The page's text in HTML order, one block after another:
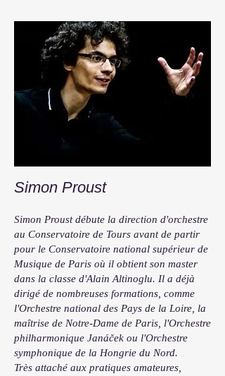
Simon Proust
Simon Proust débute la direction d'orchestre
au Conservatoire de Tours avant de partir
pour le Conservatoire national supérieur de
Musique de Paris où il obtient son master
dans la classe d'Alain Altinoglu. Il a déjà
dirigé de nombreuses formations, comme
l'Orchestre national des Pays de la Loire, la
maîtrise de Notre-Dame de Paris, l'Orchestre
philharmonique Janáček ou l'Orchestre
symphonique de la Hongrie du Nord.
Très attaché aux pratiques amateures,